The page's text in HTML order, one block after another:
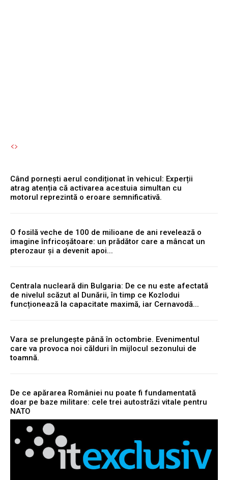
Când pornești aerul condiționat în vehicul: Experții
atrag atenția că activarea acestuia simultan cu
motorul reprezintă o eroare semnificativă.
O fosilă veche de 100 de milioane de ani revelează o
imagine înfricoșătoare: un prădător care a mâncat un
pterozaur și a devenit apoi...
Centrala nucleară din Bulgaria: De ce nu este afectată
de nivelul scăzut al Dunării, în timp ce Kozlodui
funcționează la capacitate maximă, iar Cernavodă...
Vara se prelungește până în octombrie. Evenimentul
care va provoca noi călduri în mijlocul sezonului de
toamnă.
De ce apărarea României nu poate fi fundamentată
doar pe baze militare: cele trei autostrăzi vitale pentru
NATO